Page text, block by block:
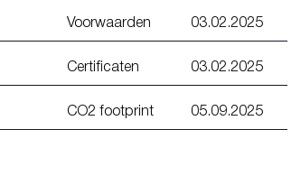
Voorwaarden 03.02.2025
Certificaten 03.02.2025
CO2 footprint 05.09.2025